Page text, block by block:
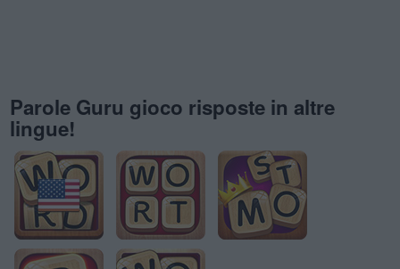
Parole Guru gioco risposte in altre
lingue!